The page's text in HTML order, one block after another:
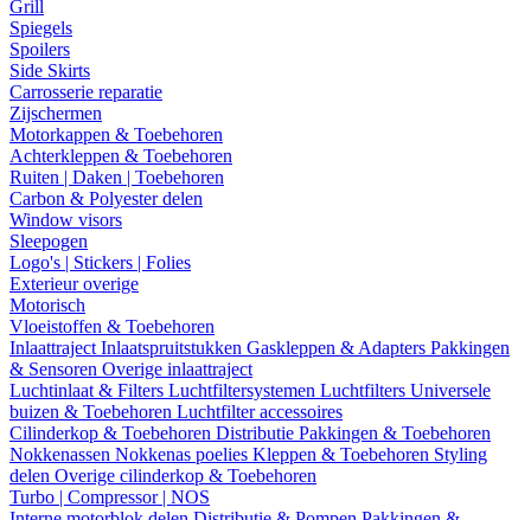
Grill
Spiegels
Spoilers
Side Skirts
Carrosserie reparatie
Zijschermen
Motorkappen & Toebehoren
Achterkleppen & Toebehoren
Ruiten | Daken | Toebehoren
Carbon & Polyester delen
Window visors
Sleepogen
Logo's | Stickers | Folies
Exterieur overige
Motorisch
Vloeistoffen & Toebehoren
Inlaattraject Inlaatspruitstukken Gaskleppen & Adapters Pakkingen
& Sensoren Overige inlaattraject
Luchtinlaat & Filters Luchtfiltersystemen Luchtfilters Universele
buizen & Toebehoren Luchtfilter accessoires
Cilinderkop & Toebehoren Distributie Pakkingen & Toebehoren
Nokkenassen Nokkenas poelies Kleppen & Toebehoren Styling
delen Overige cilinderkop & Toebehoren
Turbo | Compressor | NOS